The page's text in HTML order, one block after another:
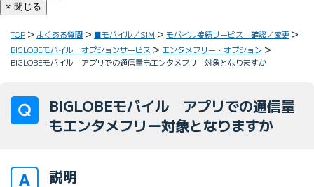
× 閉じる
TOP よくある質問 ■モバイル／SIM
モバイル接続サービス 確認／変更
BIGLOBEモバイル オプションサービス
エンタメフリー・オプション
BIGLOBEモバイル アプリでの通信量もエンタメフリー対象となりますか
BIGLOBEモバイル アプリでの通信量
もエンタメフリー対象となりますか
説明